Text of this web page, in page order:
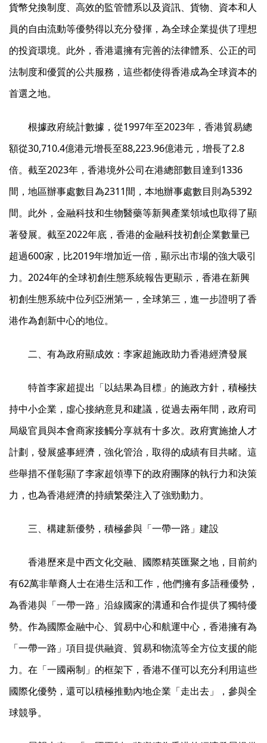
貨幣兌換制度、高效的監管體系以及資訊、貨物、資本和人
員的自由流動等優勢得以充分發揮，為全球企業提供了理想
的投資環境。此外，香港還擁有完善的法律體系、公正的司
法制度和優質的公共服務，這些都使得香港成為全球資本的
首選之地。
根據政府統計數據，從1997年至2023年，香港貿易總
額從30,710.4億港元增長至88,223.96億港元，增長了2.8
倍。截至2023年，香港境外公司在港總部數目達到1336
間，地區辦事處數目為2311間，本地辦事處數目則為5392
間。此外，金融科技和生物醫藥等新興產業領域也取得了顯
著發展。截至2022年底，香港的金融科技初創企業數量已
超過600家，比2019年增加近一倍，顯示出市場的強大吸引
力。2024年的全球初創生態系統報告更顯示，香港在新興
初創生態系統中位列亞洲第一，全球第三，進一步證明了香
港作為創新中心的地位。
二、有為政府顯成效：李家超施政助力香港經濟發展
特首李家超提出「以結果為目標」的施政方針，積極扶
持中小企業，虛心接納意見和建議，從過去兩年間，政府司
局級官員與本會商家接觸分享就有十多次。政府實施搶人才
計劃，發展盛事經濟，強化管治，取得的成績有目共睹。這
些舉措不僅彰顯了李家超領導下的政府團隊的執行力和決策
力，也為香港經濟的持續繁榮注入了強勁動力。
三、構建新優勢，積極參與「一帶一路」建設
香港歷來是中西文化交融、國際精英匯聚之地，目前約
有62萬非華裔人士在港生活和工作，他們擁有多語種優勢，
為香港與「一帶一路」沿線國家的溝通和合作提供了獨特優
勢。作為國際金融中心、貿易中心和航運中心，香港擁有為
「一帶一路」項目提供融資、貿易和物流等全方位支援的能
力。在「一國兩制」的框架下，香港不僅可以充分利用這些
國際化優勢，還可以積極推動內地企業「走出去」，參與全
球競爭。